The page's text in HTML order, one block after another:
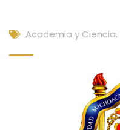
Academia y Ciencia,